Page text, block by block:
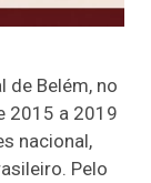
de Belém, no
2015 a 2019
nacional,
Pelo